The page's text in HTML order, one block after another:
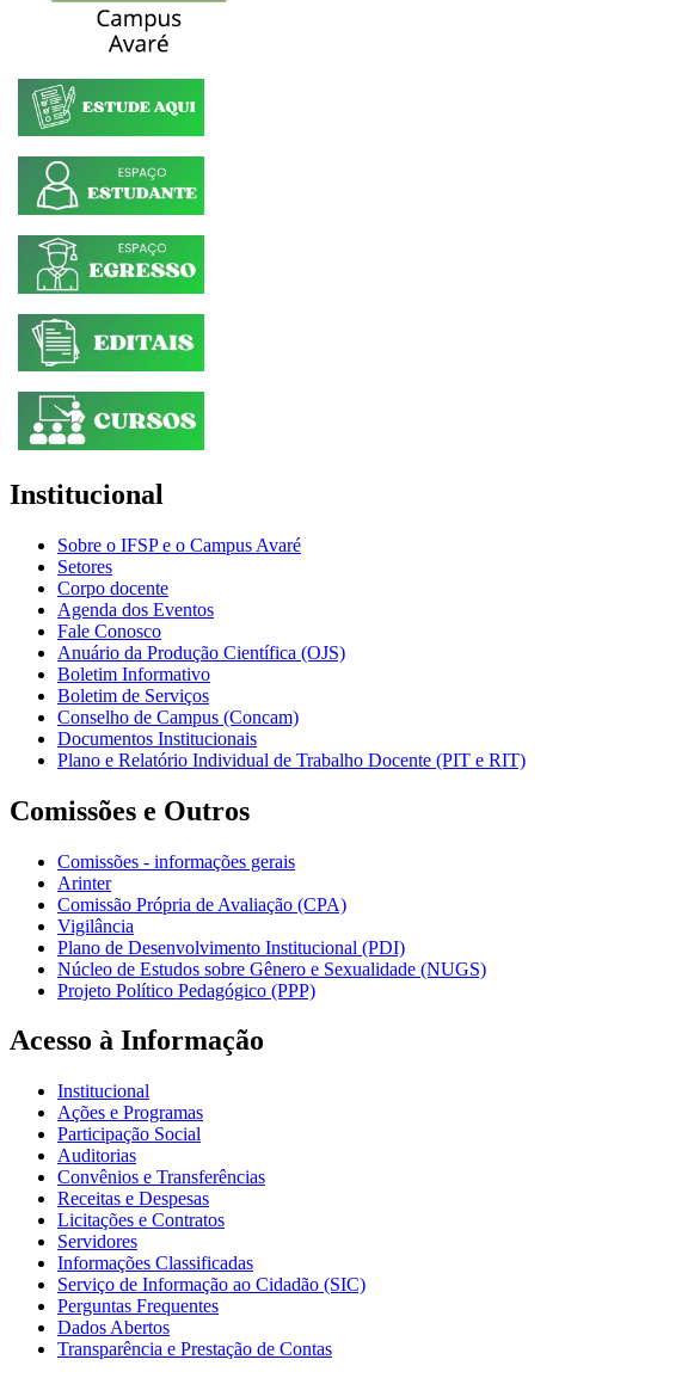
Institucional
Sobre o IFSP e o Campus Avaré
Setores
Corpo docente
Agenda dos Eventos
Fale Conosco
Anuário da Produção Científica (OJS)
Boletim Informativo
Boletim de Serviços
Conselho de Campus (Concam)
Documentos Institucionais
Plano e Relatório Individual de Trabalho Docente (PIT e RIT)
Comissões e Outros
Comissões - informações gerais
Arinter
Comissão Própria de Avaliação (CPA)
Vigilância
Plano de Desenvolvimento Institucional (PDI)
Núcleo de Estudos sobre Gênero e Sexualidade (NUGS)
Projeto Político Pedagógico (PPP)
Acesso à Informação
Institucional
Ações e Programas
Participação Social
Auditorias
Convênios e Transferências
Receitas e Despesas
Licitações e Contratos
Servidores
Informações Classificadas
Serviço de Informação ao Cidadão (SIC)
Perguntas Frequentes
Dados Abertos
Transparência e Prestação de Contas